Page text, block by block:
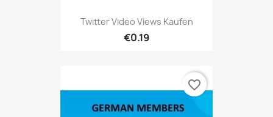
Twitter Video Views Kaufen
€0.19
favorite_border